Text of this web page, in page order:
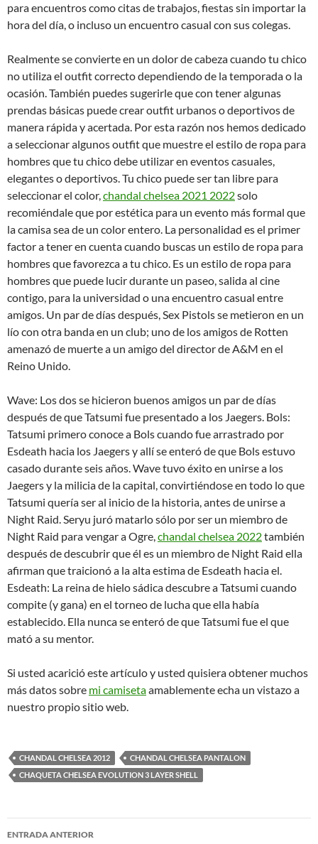
para encuentros como citas de trabajos, fiestas sin importar la
hora del día, o incluso un encuentro casual con sus colegas.
Realmente se convierte en un dolor de cabeza cuando tu chico
no utiliza el outfit correcto dependiendo de la temporada o la
ocasión. También puedes sugerirle que con tener algunas
prendas básicas puede crear outfit urbanos o deportivos de
manera rápida y acertada. Por esta razón nos hemos dedicado
a seleccionar algunos outfit que muestre el estilo de ropa para
hombres que tu chico debe utilizar en eventos casuales,
elegantes o deportivos. Tu chico puede ser tan libre para
seleccionar el color,chandal chelsea 2021 2022solo
recomiéndale que por estética para un evento más formal que
la camisa sea de un color entero. La personalidad es el primer
factor a tener en cuenta cuando buscas un estilo de ropa para
hombres que favorezca a tu chico. Es un estilo de ropa para
hombres que puede lucir durante un paseo, salida al cine
contigo, para la universidad o una encuentro casual entre
amigos. Un par de días después, Sex Pistols se metieron en un
lío con otra banda en un club; uno de los amigos de Rotten
amenazó de muerte a un amigo del director de A&M en el
Reino Unido.
Wave: Los dos se hicieron buenos amigos un par de días
después de que Tatsumi fue presentado a los Jaegers. Bols:
Tatsumi primero conoce a Bols cuando fue arrastrado por
Esdeath hacia los Jaegers y allí se enteró de que Bols estuvo
casado durante seis años. Wave tuvo éxito en unirse a los
Jaegers y la milicia de la capital, convirtiéndose en todo lo que
Tatsumi quería ser al inicio de la historia, antes de unirse a
Night Raid. Seryu juró matarlo sólo por ser un miembro de
Night Raid para vengar a Ogre,chandal chelsea 2022también
después de descubrir que él es un miembro de Night Raid ella
afirman que traicionó a la alta estima de Esdeath hacia el.
Esdeath: La reina de hielo sádica descubre a Tatsumi cuando
compite (y gana) en el torneo de lucha que ella había
establecido. Ella nunca se enteró de que Tatsumi fue el que
mató a su mentor.
Si usted acarició este artículo y usted quisiera obtener muchos
más datos sobre mi camisetaamablemente echa un vistazo a
nuestro propio sitio web.
CHANDAL CHELSEA 2012
CHANDAL CHELSEA PANTALON
CHAQUETA CHELSEA EVOLUTION 3 LAYER SHELL
Navegación
ENTRADA ANTERIOR